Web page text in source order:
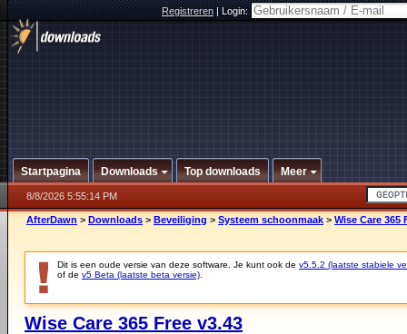
Registreren|Login:
Startpagina Downloads Top downloads Meer
8/8/2026 5:55:14 PM
AfterDawn > Downloads > Beveiliging > Systeem schoonmaak > Wise Care 365
Dit is een oude versie van deze software. Je kunt ook de v5.5.2 (laatste stabiele
of de v5 Beta (laatste beta versie)
Wise Care 365 Free v3.43